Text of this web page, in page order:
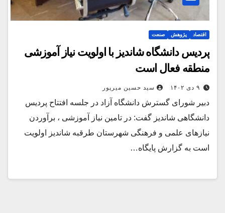
اقتصاد پژوهش صنعت
پردیس دانشگاه شاندیز با اولویت نیاز آموزشی
منطقه فعال است
۹ دی ۱۴۰۲ سید حسین میرپور
دبیر شورای گسترش دانشگاه آزاد در جلسه افتتاح پردیس
دانشگاهی شاندیز گفت: در تامین نیاز آموزشی ، برآوردن
نیازهای علمی و فرهنگی شهرستان طرقبه شاندیز اولویت
است به گزارش پایگاه…